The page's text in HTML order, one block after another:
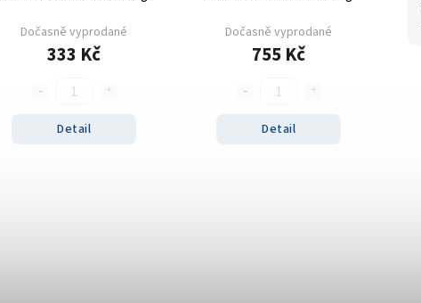
Dočasně vyprodané
333 Kč
Detail
Dočasně vyprodané
755 Kč
Detail